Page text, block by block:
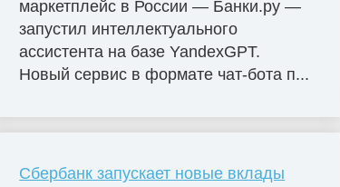
маркетплейс в России — Банки.ру —
запустил интеллектуального
ассистента на базе YandexGPT.
Новый сервис в формате чат-бота п...
Сбербанк запускает новые вклады